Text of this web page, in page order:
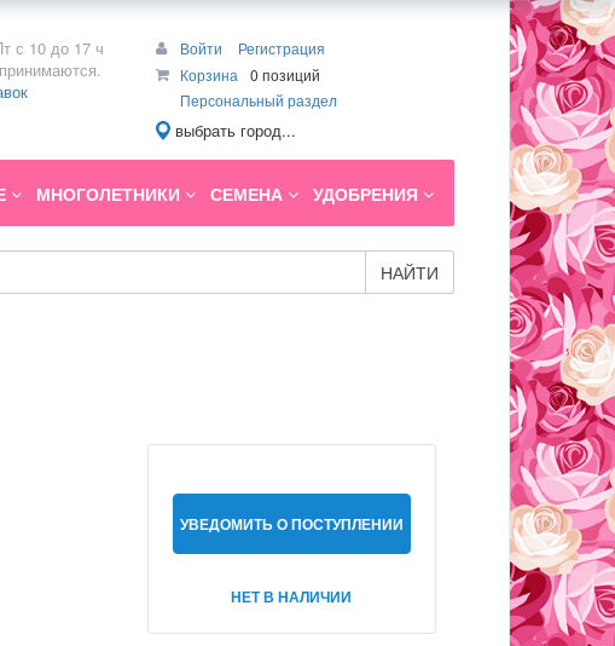
с 10 до 17 ч
Войти
Регистрация
Корзина
0 позиций
Персональный раздел
выбрать город...
МНОГОЛЕТНИКИ СЕМЕНА УДОБРЕНИЯ
НАЙТИ
УВЕДОМИТЬ О ПОСТУПЛЕНИИ
НЕТ В НАЛИЧИИ